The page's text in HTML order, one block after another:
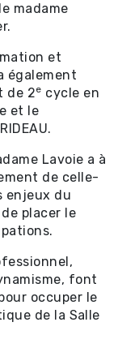
madame
et
également
de 2e cycle en
et le
Lavoie a à
de celle-
enjeux du
placer le
font
occuper le
de la Salle